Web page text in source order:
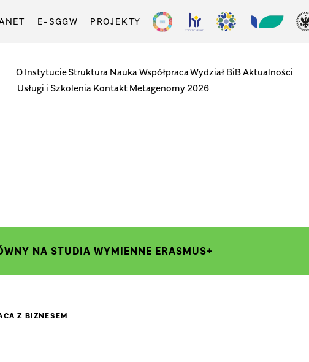
E-SGGW PROJEKTY
O InstytucieStruktura Nauka WspółpracaWydział BiBAktualności
Usługi i Szkolenia Kontakt Metagenomy 2026
NA STUDIA WYMIENNE ERASMUS+
Z BIZNESEM